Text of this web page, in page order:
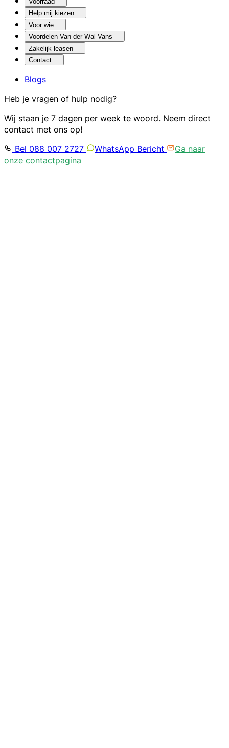
Help mij kiezen
Voor wie
Voordelen Van der Wal Vans
Zakelijk leasen
Contact
Blogs
Heb je vragen of hulp nodig?
Wij staan je 7 dagen per week te woord. Neem direct
contact met ons op!
Bel 088 007 2727
WhatsApp Bericht
Ga naar
onze contactpagina